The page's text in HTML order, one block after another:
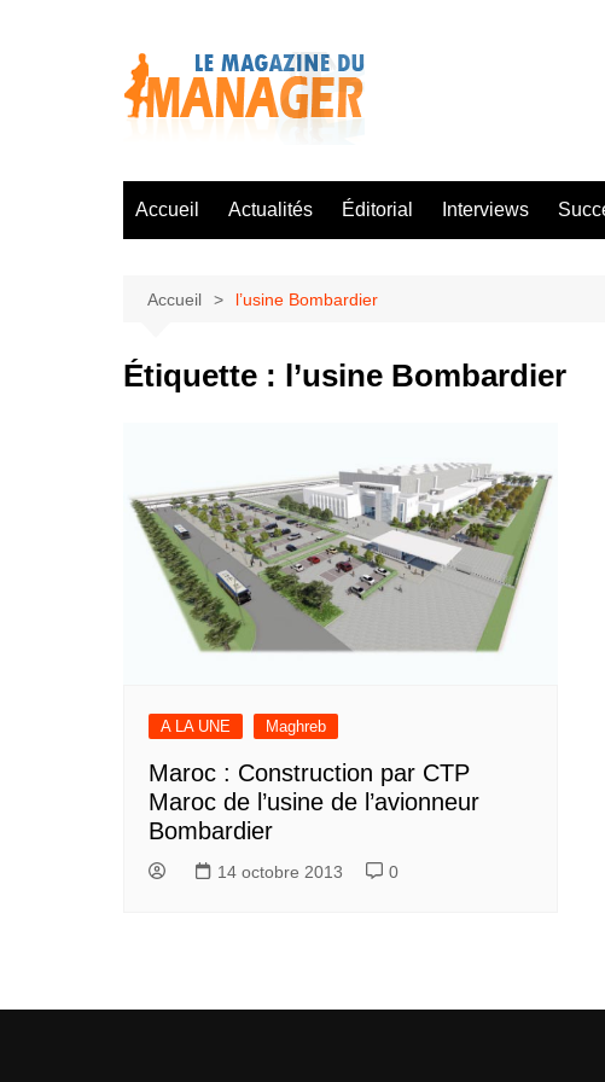
Accueil Actualités Éditorial Interviews
Accueil l’usine Bombardier
Étiquette : l’usine Bombardier
A LA UNE Maghreb
Maroc : Construction par CTP
Maroc de l’usine de l’avionneur
Bombardier
14 octobre 2013 0